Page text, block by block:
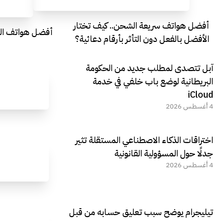
أفضل هواتف سريعة الشحن.. كيف تختار
الأفضل بالفعل دون التأثر بأرقام دعائية؟
أفضل هواتف
آبل تتصدى لمطلب جديد من الحكومة
البريطانية لوضع باب خلفي في خدمة
iCloud
4 أغسطس 2026
اختراقات الذكاء الاصطناعي المستقلة تثير
جدلًا حول المسؤولية القانونية
4 أغسطس 2026
تيليجرام يوضح سبب تعليق حسابه من قبل